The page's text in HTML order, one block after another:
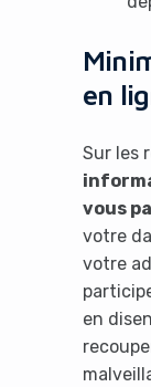
en
Sur les
vous
votre
votre
en